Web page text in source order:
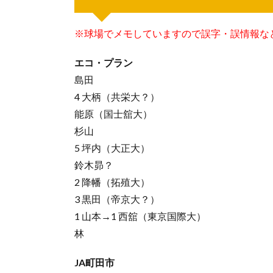
※球場でメモしていますので誤字・誤情報な
エコ・プラン
島田
4 大柄（共栄大？）
能原（国士舘大）
杉山
5 坪内（大正大）
鈴木昴？
2 降幡（拓殖大）
3 黒田（帝京大？）
1 山本→1 西舘（東京国際大）
林
JA町田市